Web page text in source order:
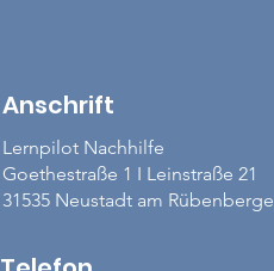
Anschrift
Lernpilot Nachhilfe
Goethestraße 1 I Leinstraße 21
31535 Neustadt am Rübenberge